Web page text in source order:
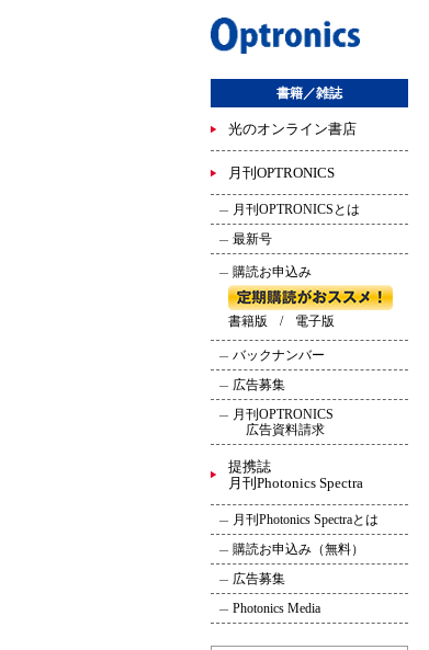
書籍／雑誌
光のオンライン書店
月刊OPTRONICS
月刊OPTRONICSとは
最新号
購読お申込み
書籍版 / 電子版
バックナンバー
広告募集
月刊OPTRONICS
広告資料請求
提携誌
月刊Photonics Spectra
月刊Photonics Spectraとは
購読お申込み（無料）
広告募集
Photonics Media